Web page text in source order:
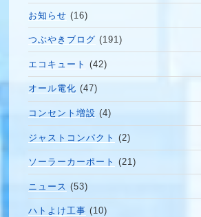
お知らせ (16)
つぶやきブログ (191)
エコキュート (42)
オール電化 (47)
コンセント増設 (4)
ジャストコンパクト (2)
ソーラーカーポート (21)
ニュース (53)
ハトよけ工事 (10)